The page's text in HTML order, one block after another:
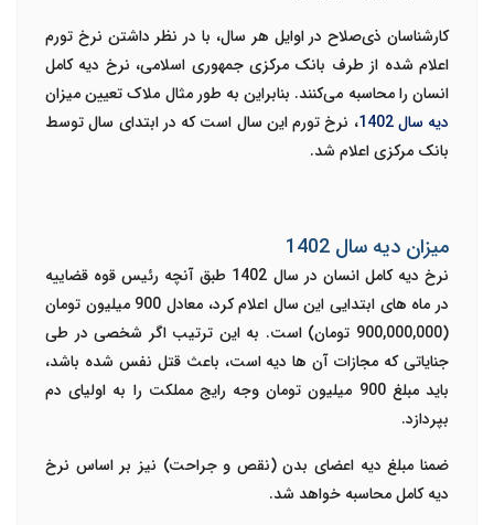
کارشناسان ذی‌صلاح در اوایل هر سال، با در نظر داشتن نرخ تورم
اعلام شده از طرف بانک مرکزی جمهوری اسلامی، نرخ دیه کامل
انسان را محاسبه می‌کنند. بنابراین به طور مثال ملاک تعیین میزان
دیه سال 1402
، نرخ تورم این سال است که در ابتدای سال توسط
بانک مرکزی اعلام شد.
میزان دیه سال 1402
نرخ دیه کامل انسان در سال 1402 طبق آنچه رئیس قوه قضاییه
در ماه های ابتدایی این سال اعلام کرد، معادل 900 میلیون تومان
(900,000,000 تومان) است. به این ترتیب اگر شخصی در طی
جنایاتی که مجازات آن ها دیه است، باعث قتل نفس شده باشد،
باید مبلغ 900 میلیون تومان وجه رایج مملکت را به اولیای دم
بپردازد.
ضمنا مبلغ دیه اعضای بدن (نقص و جراحت) نیز بر اساس نرخ
دیه کامل محاسبه خواهد شد.